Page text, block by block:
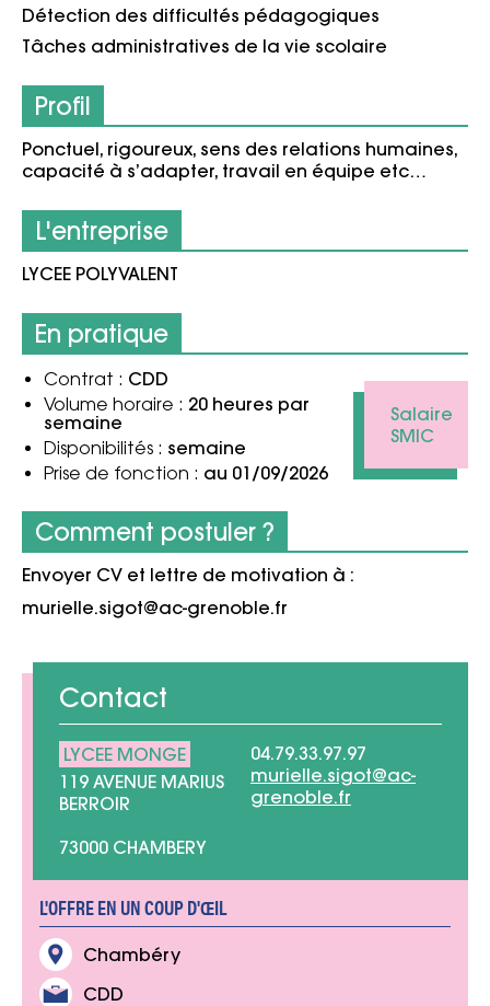
Détection des difficultés pédagogiques
Tâches administratives de la vie scolaire
Profil
Ponctuel, rigoureux, sens des relations humaines,
capacité à s’adapter, travail en équipe etc…
L'entreprise
LYCEE POLYVALENT
En pratique
Contrat : CDD
Volume horaire : 20 heures par
semaine
Disponibilités : semaine
Prise de fonction : au 01/09/2026
Salaire
SMIC
Comment postuler ?
Envoyer CV et lettre de motivation à :
murielle.sigot@ac-grenoble.fr
Contact
LYCEE MONGE
119 AVENUE MARIUS
BERROIR
73000 CHAMBERY
04.79.33.97.97
murielle.sigot@ac-
grenoble.fr
L'OFFRE EN UN COUP D'ŒIL
Chambéry
CDD